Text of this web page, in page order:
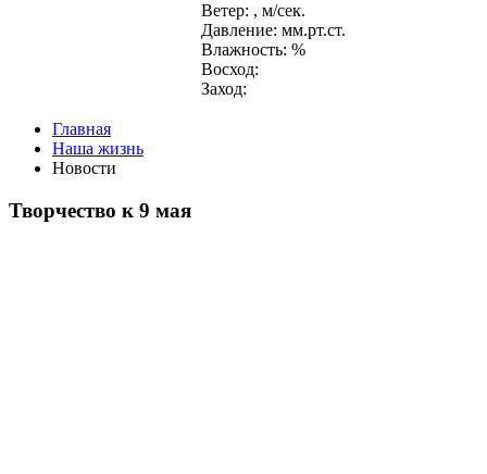
Ветер: , м/сек.
Давление: мм.рт.ст.
Влажность: %
Восход:
Заход:
Главная
Наша жизнь
Новости
Творчество к 9 мая